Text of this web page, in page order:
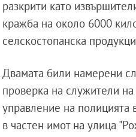
разкрити като
кражба на около 6000
селскостопанска
Двамата били намерени
проверка на служители
управление на полицията
в частен имот на улица